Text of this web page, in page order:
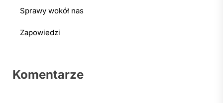
Sprawy wokół nas
Zapowiedzi
Komentarze